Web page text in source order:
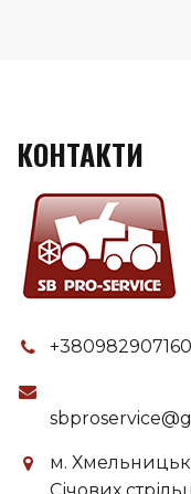
КОНТАКТИ
+380982907160
м.